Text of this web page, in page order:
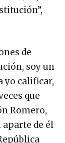
de
soy un
calificar,
que
Romero,
de él